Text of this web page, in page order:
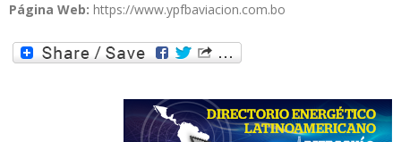
Página Web: https://www.ypfbaviacion.com.bo